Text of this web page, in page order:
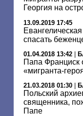
Георгия на
13.09.2019 17:45
спасать
01.04.2018 13:42
Папа Франциск
«мигранта-
21.03.2018 01:30
Польский
священника,
Папе